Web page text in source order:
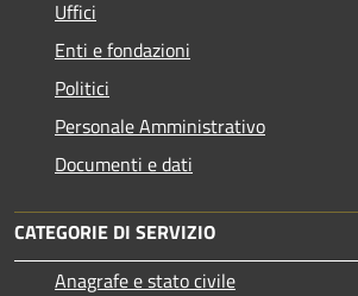
Uffici
Enti e fondazioni
Politici
Personale Amministrativo
Documenti e dati
CATEGORIE DI SERVIZIO
Anagrafe e stato civile